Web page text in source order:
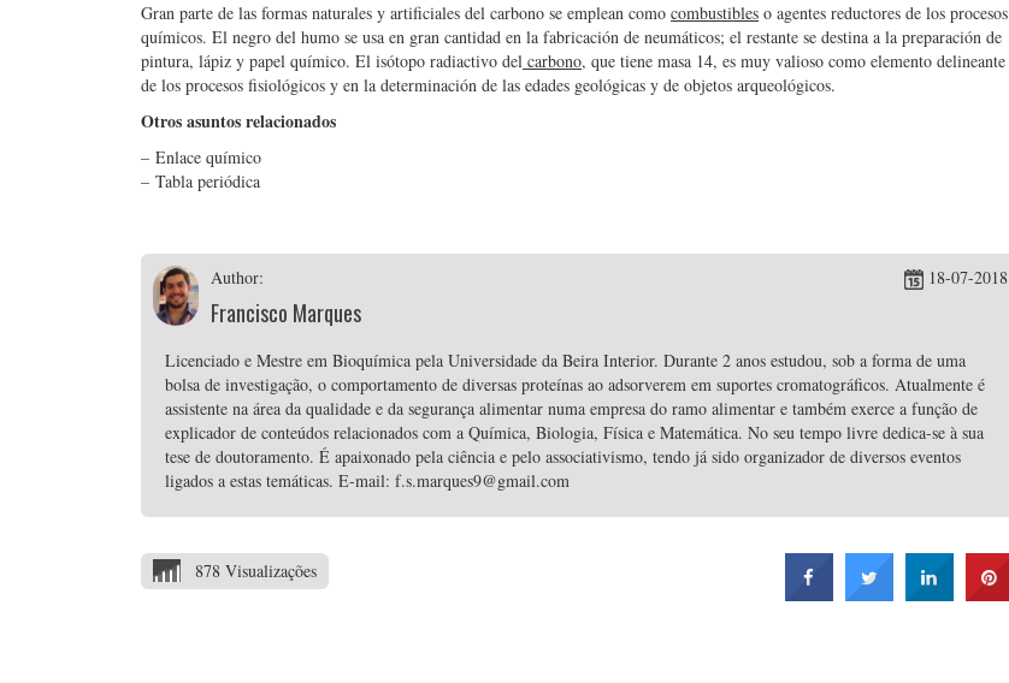
Gran parte de las formas naturales y artificiales del carbono se emplean como combustibles o agentes reductores de los procesos
químicos. El negro del humo se usa en gran cantidad en la fabricación de neumáticos; el restante se destina a la preparación de
pintura, lápiz y papel químico. El isótopo radiactivo del carbono, que tiene masa 14, es muy valioso como elemento delineante
de los procesos fisiológicos y en la determinación de las edades geológicas y de objetos arqueológicos.
Otros asuntos relacionados
– Enlace químico
– Tabla periódica
Author:
Francisco Marques
18-07-2018
Licenciado e Mestre em Bioquímica pela Universidade da Beira Interior. Durante 2 anos estudou, sob a forma de uma
bolsa de investigação, o comportamento de diversas proteínas ao adsorverem em suportes cromatográficos. Atualmente é
assistente na área da qualidade e da segurança alimentar numa empresa do ramo alimentar e também exerce a função de
explicador de conteúdos relacionados com a Química, Biologia, Física e Matemática. No seu tempo livre dedica-se à sua
tese de doutoramento. É apaixonado pela ciência e pelo associativismo, tendo já sido organizador de diversos eventos
ligados a estas temáticas. E-mail: f.s.marques9@gmail.com
878 Visualizações